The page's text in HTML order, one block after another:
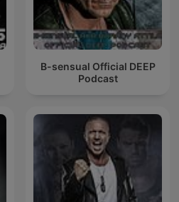
B-sensual Official DEEP
Podcast